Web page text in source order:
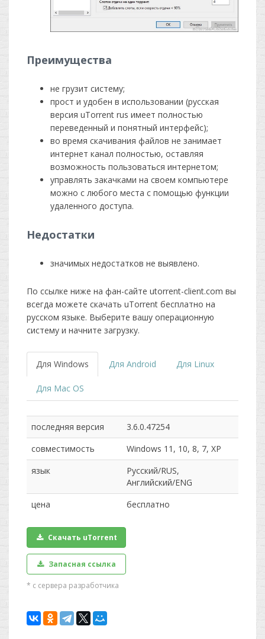
Преимущества
не грузит систему;
прост и удобен в использовании (русская
версия uTorrent rus имеет полностью
переведенный и понятный интерфейс);
во время скачивания файлов не занимает
интернет канал полностью, оставляя
возможность пользоваться интернетом;
управлять закачками на своем компьютере
можно с любого места с помощью функции
удаленного доступа.
Недостатки
значимых недостатков не выявлено.
По ссылке ниже на фан-сайте utorrent-client.com вы
всегда можете скачать uTorrent бесплатно на
русском языке. Выберите вашу операционную
систему и начните загрузку.
Для Windows Для Android Для Linux
Для Mac OS
последняя версия
3.6.0.47254
совместимость
Windows 11, 10, 8, 7, XP
язык
Русский/RUS,
Английский/ENG
цена
бесплатно
Скачать uTorrent
Запасная ссылка
* с сервера разработчика